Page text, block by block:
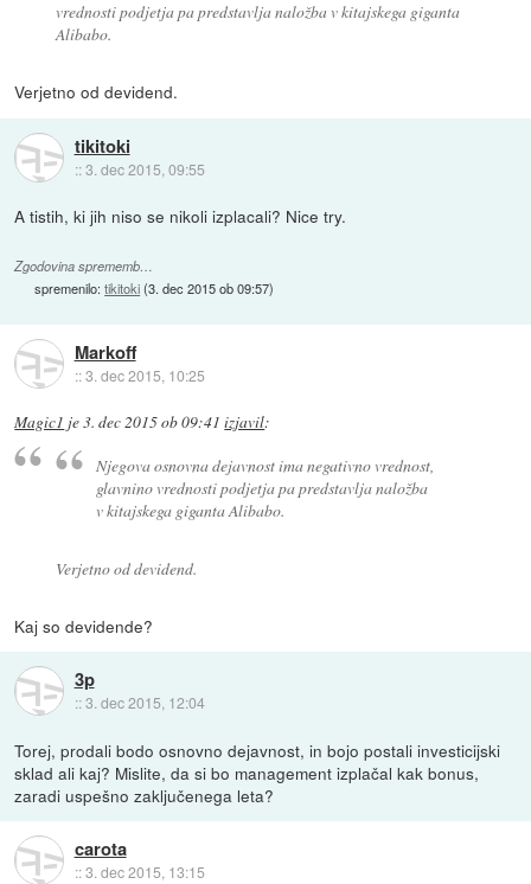
vrednosti podjetja pa predstavlja naložba v kitajskega giganta
Alibabo.
Verjetno od devidend.
tikitoki
::3. dec 2015, 09:55
A tistih, ki jih niso se nikoli izplacali? Nice try.
Zgodovina sprememb…
spremenilo:tikitoki(3. dec 2015 ob 09:57)
Markoff
::3. dec 2015, 10:25
Magic1 je3. dec 2015 ob 09:41 izjavil:
Njegova osnovna dejavnost ima negativno vrednost,
glavnino vrednosti podjetja pa predstavlja naložba
v kitajskega giganta Alibabo.
Verjetno od devidend.
Kaj so devidende?
3p
::3. dec 2015, 12:04
Torej, prodali bodo osnovno dejavnost, in bojo postali investicijski
sklad ali kaj? Mislite, da si bo management izplačal kak bonus,
zaradi uspešno zaključenega leta?
carota
::3. dec 2015, 13:15